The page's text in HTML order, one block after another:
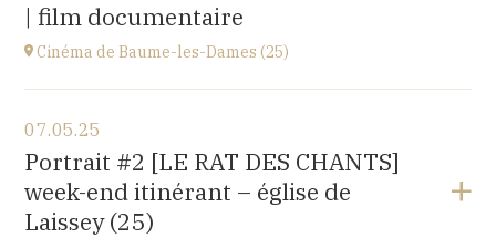
| film documentaire
Cinéma de Baume-les-Dames (25)
Stella Cinéma,
14 rue Juifs, 25110 Baume les Dames
at14H30
07.05.25
Portrait #2 [LE RAT DES CHANTS]
week-end itinérant – église de
Laissey (25)